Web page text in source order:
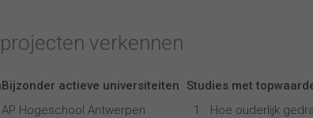
verkennen
Bijzonder actieve universiteiten
AP Hogeschool Antwerpen
Studies met
Hoe ouderlijk